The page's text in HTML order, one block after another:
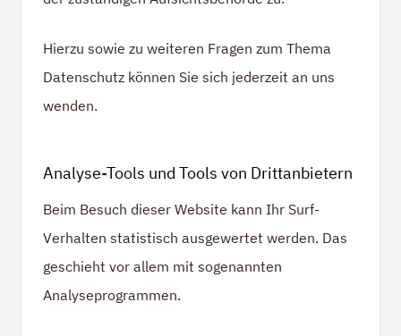
Hierzu sowie zu weiteren Fragen zum Thema
Datenschutz können Sie sich jederzeit an uns
wenden.
Analyse-Tools und Tools von Dritt­anbietern
Beim Besuch dieser Website kann Ihr Surf-
Verhalten statistisch ausgewertet werden. Das
geschieht vor allem mit sogenannten
Analyseprogrammen.